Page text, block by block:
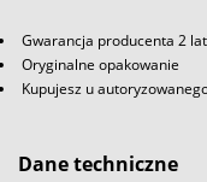
Gwarancja producenta 2
Oryginalne opakowanie
Kupujesz u
Dane techniczne